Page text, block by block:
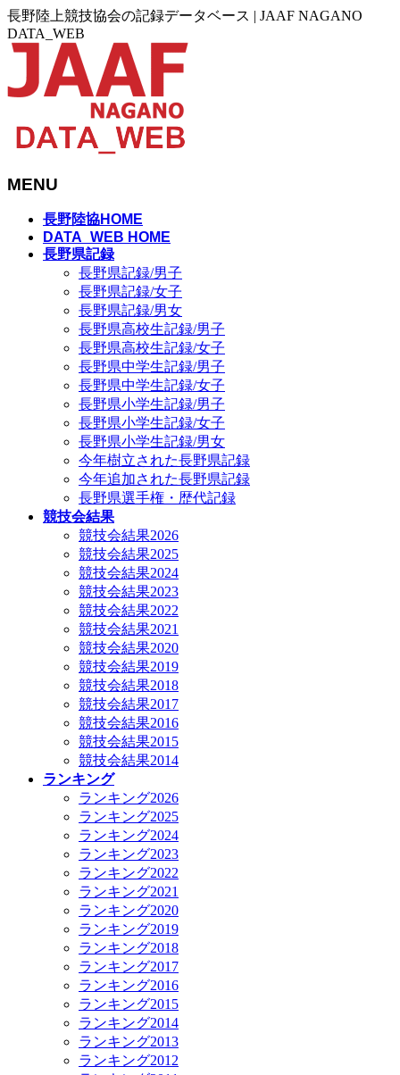
長野陸上競技協会の記録データベース | JAAF NAGANO
DATA_WEB
MENU
長野陸協HOME
DATA_WEB HOME
長野県記録
長野県記録/男子
長野県記録/女子
長野県記録/男女
長野県高校生記録/男子
長野県高校生記録/女子
長野県中学生記録/男子
長野県中学生記録/女子
長野県小学生記録/男子
長野県小学生記録/女子
長野県小学生記録/男女
今年樹立された長野県記録
今年追加された長野県記録
長野県選手権・歴代記録
競技会結果
競技会結果2026
競技会結果2025
競技会結果2024
競技会結果2023
競技会結果2022
競技会結果2021
競技会結果2020
競技会結果2019
競技会結果2018
競技会結果2017
競技会結果2016
競技会結果2015
競技会結果2014
ランキング
ランキング2026
ランキング2025
ランキング2024
ランキング2023
ランキング2022
ランキング2021
ランキング2020
ランキング2019
ランキング2018
ランキング2017
ランキング2016
ランキング2015
ランキング2014
ランキング2013
ランキング2012